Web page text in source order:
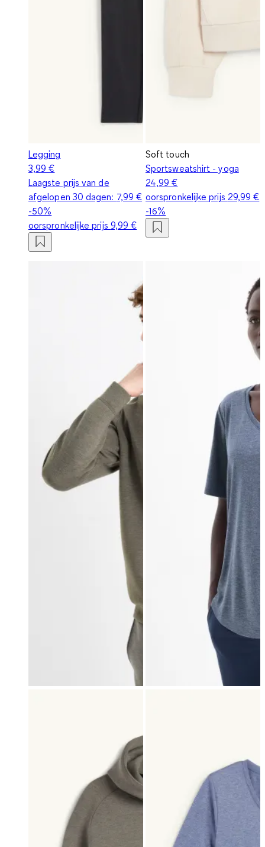
Legging
3,99 €
Laagste prijs van de
afgelopen 30 dagen: 7,99 €
-50%
oorspronkelijke prijs 9,99 €
Soft touch
Sportsweatshirt - yoga
24,99 €
oorspronkelijke prijs 29,99 €
-16%